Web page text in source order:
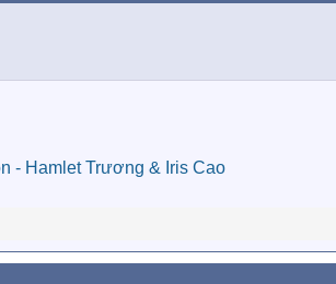
- Hamlet Trương & Iris Cao